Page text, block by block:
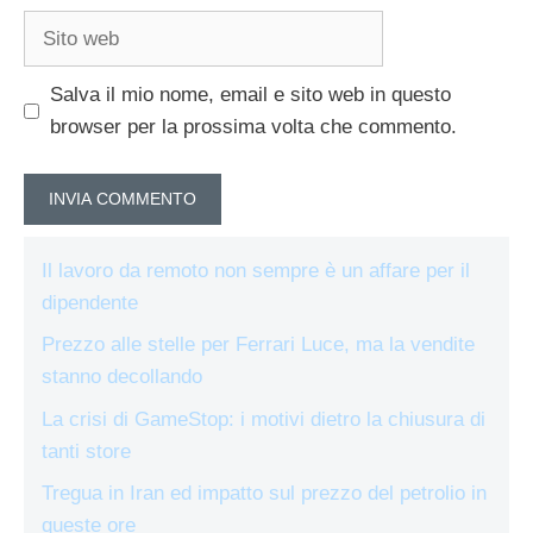
Sito
Salva il mio nome, email e sito web in questo
browser per la prossima volta che commento.
Il lavoro da remoto non sempre è un affare per il
dipendente
Prezzo alle stelle per Ferrari Luce, ma la vendite
stanno decollando
La crisi di GameStop: i motivi dietro la chiusura di
tanti store
Tregua in Iran ed impatto sul prezzo del petrolio in
queste ore